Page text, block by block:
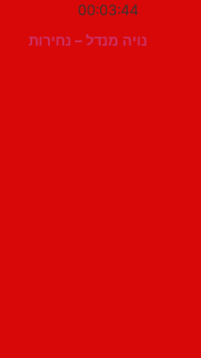
00:03:44
נויה מנדל – נחירות